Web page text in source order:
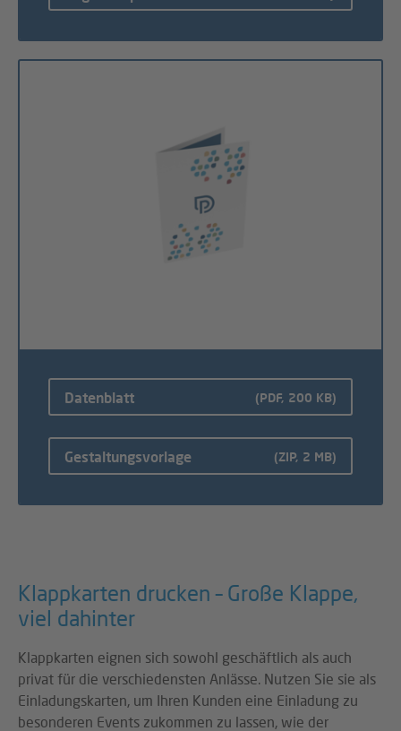
Datenblatt (PDF, 200 KB)
Gestaltungsvorlage (ZIP, 2 MB)
Klappkarten drucken – Große Klappe,
viel dahinter
Klappkarten eignen sich sowohl geschäftlich als auch
privat für die verschiedensten Anlässe. Nutzen Sie sie als
Einladungskarten, um Ihren Kunden eine Einladung zu
besonderen Events zukommen zu lassen, wie der